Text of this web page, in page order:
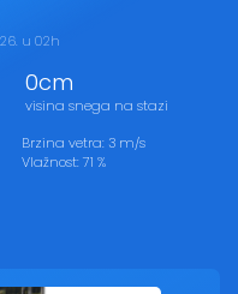
u 02h
0cm
visina snega na stazi
Brzina vetra: 3 m/s
Vlažnost: 71 %